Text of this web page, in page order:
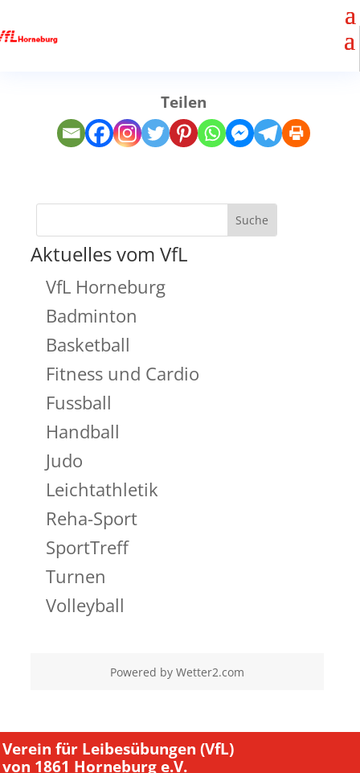
Teilen
Aktuelles vom VfL
VfL Horneburg
Badminton
Basketball
Fitness und Cardio
Fussball
Handball
Judo
Leichtathletik
Reha-Sport
SportTreff
Turnen
Volleyball
Powered by Wetter2.com
Verein für Leibesübungen (VfL)
von 1861 Horneburg e.V.